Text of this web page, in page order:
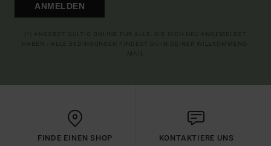
ANMELDEN
FINDE EINEN SHOP KONTAKTIERE UNS